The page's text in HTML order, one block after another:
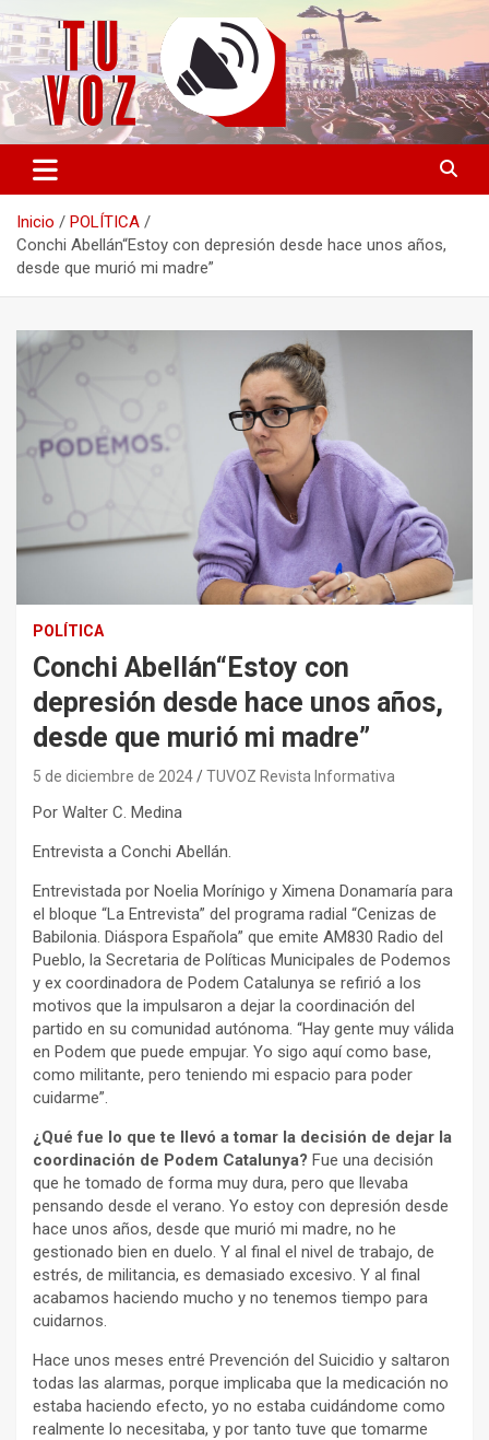
Saltar
contenido
TU VOZ
Información PLURAL y LIBRE
Inicio
POLÍTICA
Conchi Abellán“Estoy con depresión desde hace unos años,
desde que murió mi madre”
POLÍTICA
Conchi Abellán“Estoy con
depresión desde hace unos años,
desde que murió mi madre”
5 de diciembre de 2024 TUVOZ Revista Informativa
Por Walter C. Medina
Entrevista a Conchi Abellán.
Entrevistada por Noelia Morínigo y Ximena Donamaría para
el bloque “La Entrevista” del programa radial “Cenizas de
Babilonia. Diáspora Española” que emite AM830 Radio del
Pueblo, la Secretaria de Políticas Municipales de Podemos
y ex coordinadora de Podem Catalunya se refirió a los
motivos que la impulsaron a dejar la coordinación del
partido en su comunidad autónoma. “Hay gente muy válida
en Podem que puede empujar. Yo sigo aquí como base,
como militante, pero teniendo mi espacio para poder
cuidarme”.
¿Qué fue lo que te llevó a tomar la decisión de dejar la
coordinación de Podem Catalunya? Fue una decisión
que he tomado de forma muy dura, pero que llevaba
pensando desde el verano. Yo estoy con depresión desde
hace unos años, desde que murió mi madre, no he
gestionado bien en duelo. Y al final el nivel de trabajo, de
estrés, de militancia, es demasiado excesivo. Y al final
acabamos haciendo mucho y no tenemos tiempo para
cuidarnos.
Hace unos meses entré Prevención del Suicidio y saltaron
todas las alarmas, porque implicaba que la medicación no
estaba haciendo efecto, yo no estaba cuidándome como
realmente lo necesitaba, y por tanto tuve que tomarme